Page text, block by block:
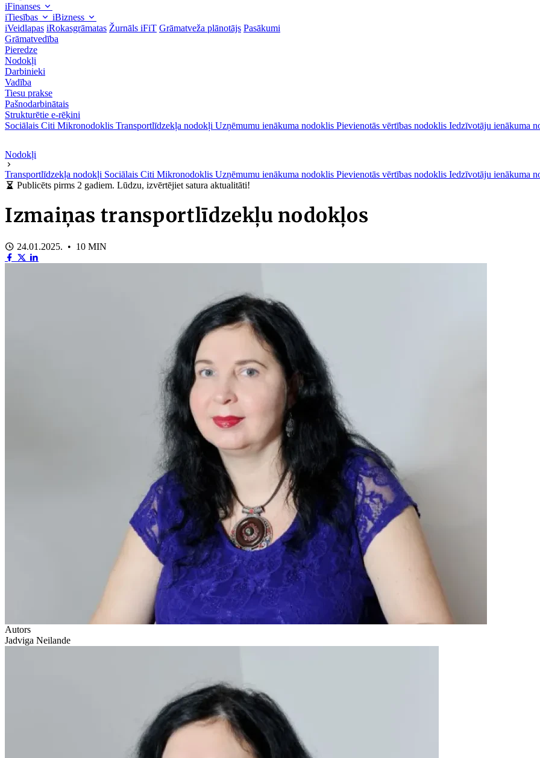
iFinanses
iTiesības
iBizness
iVeidlapas iRokasgrāmatas Žurnāls iFiT Grāmatveža plānotājs Pasākumi
Grāmatvedība
Pieredze
Nodokļi
Darbinieki
Vadība
Tiesu prakse
Pašnodarbinātais
Strukturētie e-rēķini
Sociālais Citi Mikronodoklis Transportlīdzekļa nodokļi Uzņēmumu ienākuma nodoklis Pievienotās vērtības nodoklis Iedzīvotāju ienākuma
Nodokļi
Transportlīdzekļa nodokļi Sociālais Citi Mikronodoklis Uzņēmumu ienākuma nodoklis Pievienotās vērtības nodoklis Iedzīvotāju ienākuma
Publicēts pirms 2 gadiem. Lūdzu, izvērtējiet satura aktualitāti!
Izmaiņas transportlīdzekļu nodokļos
24.01.2025. • 10 MIN
Autors
Jadviga Neilande